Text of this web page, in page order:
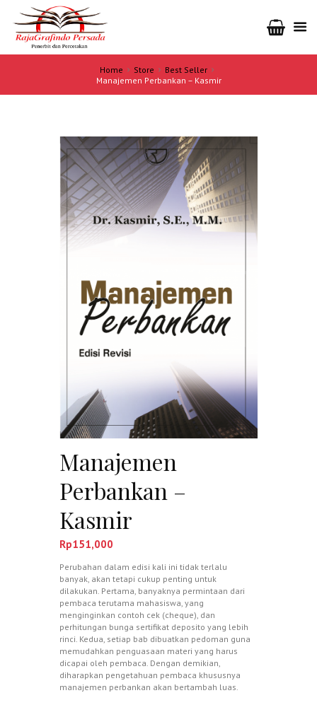
Home Store
Best Seller
Manajemen Perbankan – Kasmir
Manajemen
Perbankan –
Kasmir
Rp151,000
Perubahan dalam edisi kali ini tidak terlalu
banyak, akan tetapi cukup penting untuk
dilakukan. Pertama, banyaknya permintaan dari
pembaca terutama mahasiswa, yang
menginginkan contoh cek (cheque), dan
perhitungan bunga sertifikat deposito yang lebih
rinci. Kedua, setiap bab dibuatkan pedoman guna
memudahkan penguasaan materi yang harus
dicapai oleh pembaca. Dengan demikian,
diharapkan pengetahuan pembaca khususnya
manajemen perbankan akan bertambah luas.